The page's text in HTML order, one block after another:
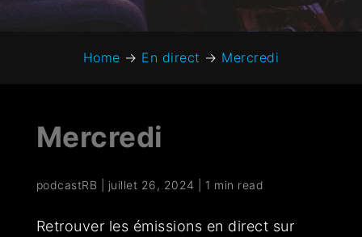
Home → En direct → Mercredi
Mercredi
podcastRB juillet 26, 2024 1 min read
Retrouver les émissions en direct sur